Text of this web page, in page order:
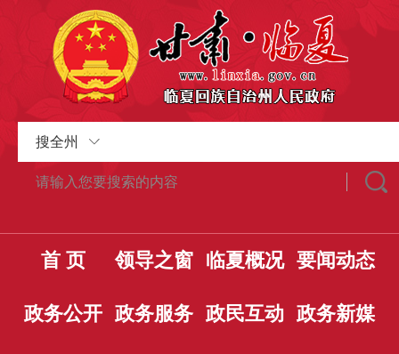
搜全州
首 页 领导之窗 临夏概况 要闻动态
政务公开 政务服务 政民互动 政务新媒